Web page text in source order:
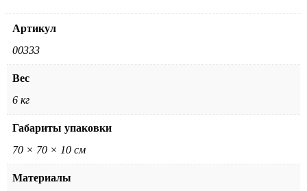
Артикул
00333
Вес
6 кг
Габариты упаковки
70 × 70 × 10 см
Материалы